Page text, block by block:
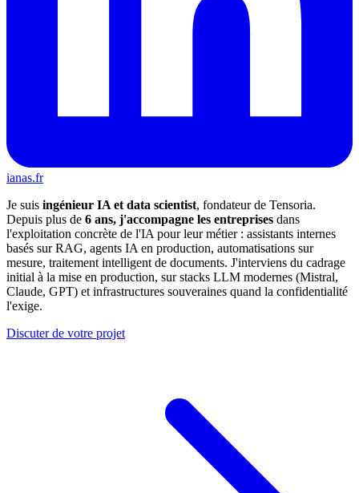
ianas.fr
Je suis ingénieur IA et data scientist, fondateur de Tensoria.
Depuis plus de 6 ans, j'accompagne les entreprises dans
l'exploitation concrète de l'IA pour leur métier : assistants internes
basés sur RAG, agents IA en production, automatisations sur
mesure, traitement intelligent de documents. J'interviens du cadrage
initial à la mise en production, sur stacks LLM modernes (Mistral,
Claude, GPT) et infrastructures souveraines quand la confidentialité
l'exige.
Discuter de votre projet